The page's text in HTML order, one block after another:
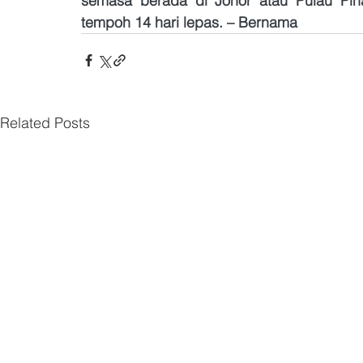
tempoh 14 hari lepas. – Bernama
Related Posts